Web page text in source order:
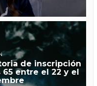
de inscripción
entre el 22 y el